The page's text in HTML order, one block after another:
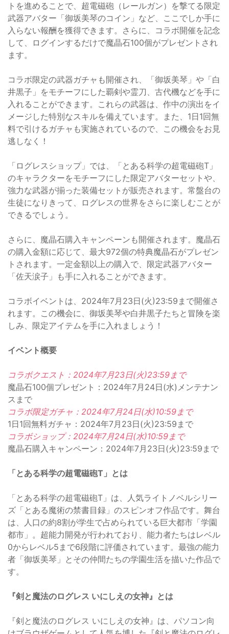
トを進めることで、超電磁砲（レールガン）を撃てる限定
武器アバター「御坂美琴のコイン」など、ここでしか手に
入らない報酬を獲得できます。さらに、コラボ開催を記念
して、ログインするだけで魔晶石100個がプレゼントされ
ます。
コラボ限定の武器ガチャも開催され、「御坂美琴」や「白
井黒子」をモチーフにした覇剣や霊刀、古代機などを手に
入れることができます。これらの武器は、作中の演出をイ
メージした特別なスキルを備えています。また、1日1回無
料で引けるガチャも実施されているので、この機会をお見
逃しなく！
「ログレスショップ」では、「とある科学の超電磁砲T」
のキャラクターをモチーフにした限定アバターセットや、
強力な武器が揃った装備セットが販売されます。常盤台の
生徒になりきって、ログレスの世界をさらに楽しむことが
できるでしょう。
さらに、魔晶石購入キャンペーンも開催されます。魔晶石
の購入金額に応じて、最大972個の特典魔晶石がプレゼン
トされます。一定金額以上の購入で、限定武器アバター
「佐天涙子」も手に入れることができます。
コラボイベントは、2024年7月23日(火)23:59まで開催さ
れます。この機会に、御坂美琴や白井黒子たちと冒険を楽
しみ、限定アイテムを手に入れましょう！
イベント概要
コラボクエスト：2024年7月23日(火)23:59まで
魔晶石100個プレゼント：2024年7月24日(水)メンテナン
スまで
コラボ限定ガチャ：2024年7月24日(水)10:59まで
1日1回無料ガチャ：2024年7月23日(火)23:59まで
コラボショップ：2024年7月24日(水)10:59まで
魔晶石購入キャンペーン：2024年7月23日(火)23:59まで
「とある科学の超電磁砲T」とは
「とある科学の超電磁砲T」は、人気ライトノベルシリー
ズ「とある魔術の禁書目録」のスピンオフ作品です。舞台
は、人口の約8割が学生で占められている巨大都市「学園
都市」。超能力開発が行われており、能力者たちはレベル
0からレベル5まで6段階に評価されています。最強の能力
者「御坂美琴」とその仲間たちの学園生活を描いた作品で
す。
『剣と魔法のログレス いにしえの女神』とは
『剣と魔法のログレス いにしえの女神』は、パソコン向